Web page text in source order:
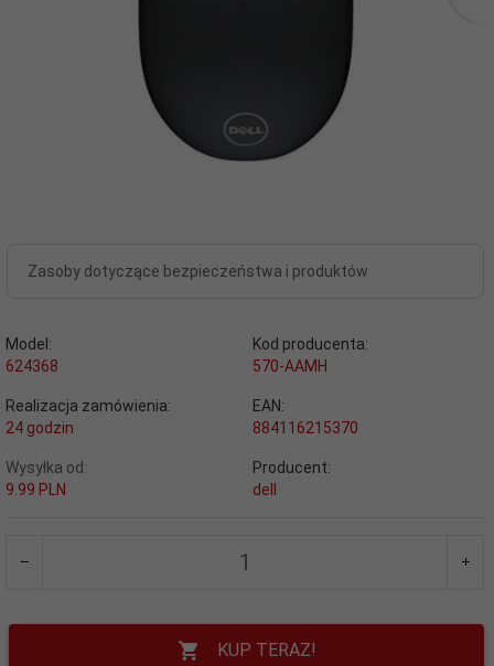
Zasoby dotyczące bezpieczeństwa i produktów
Model:
624368
Kod producenta:
570-AAMH
Realizacja zamówienia:
24 godzin
EAN:
884116215370
Wysyłka od:
9.99 PLN
Producent:
dell
KUP TERAZ!